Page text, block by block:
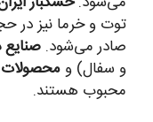
توت و خرما نیز در
صادر می‌شود.
و سفال) و
محبوب هستند.